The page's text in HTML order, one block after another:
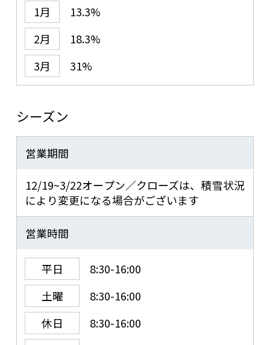
1月
13.3%
2月
18.3%
3月
31%
シーズン
営業期間
12/19~3/22オープン／クローズは、積雪状況
により変更になる場合がございます
営業時間
平日
8:30-16:00
土曜
8:30-16:00
休日
8:30-16:00